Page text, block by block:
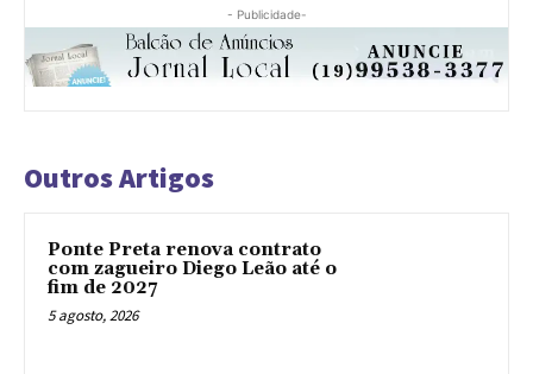
- Publicidade-
Outros Artigos
Ponte Preta renova contrato
com zagueiro Diego Leão até o
fim de 2027
5 agosto, 2026